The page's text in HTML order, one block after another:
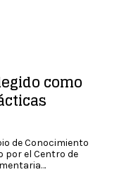
como
de Conocimiento
por el Centro de